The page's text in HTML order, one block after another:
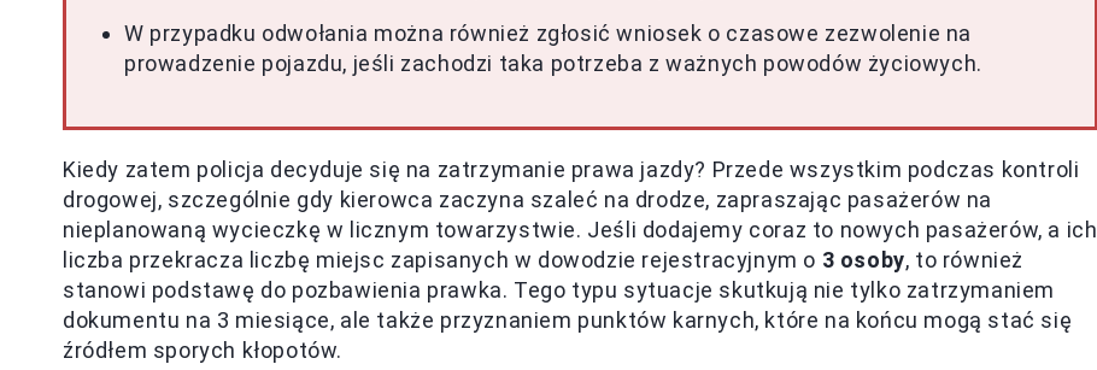
W przypadku odwołania można również zgłosić wniosek o czasowe zezwolenie na
prowadzenie pojazdu, jeśli zachodzi taka potrzeba z ważnych powodów życiowych.
Kiedy zatem policja decyduje się na zatrzymanie prawa jazdy? Przede wszystkim podczas kontroli
drogowej, szczególnie gdy kierowca zaczyna szaleć na drodze, zapraszając pasażerów na
nieplanowaną wycieczkę w licznym towarzystwie. Jeśli dodajemy coraz to nowych pasażerów, a ich
liczba przekracza liczbę miejsc zapisanych w dowodzie rejestracyjnym o 3 osoby, to również
stanowi podstawę do pozbawienia prawka. Tego typu sytuacje skutkują nie tylko zatrzymaniem
dokumentu na 3 miesiące, ale także przyznaniem punktów karnych, które na końcu mogą stać się
źródłem sporych kłopotów.